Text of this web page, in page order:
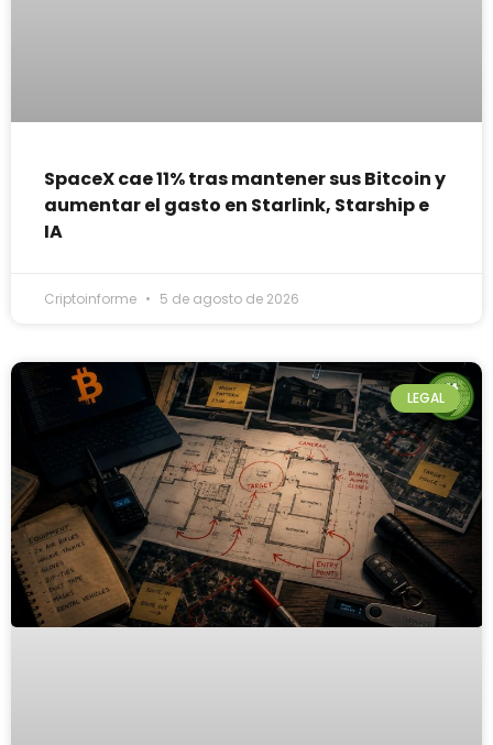
SpaceX cae 11% tras mantener sus Bitcoin y
aumentar el gasto en Starlink, Starship e
IA
Criptoinforme 5 de agosto de 2026
LEGAL